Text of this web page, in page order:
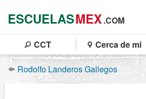
ESCUELASMEX.COM
CCT Cerca de mi
Rodolfo Landeros Gallegos